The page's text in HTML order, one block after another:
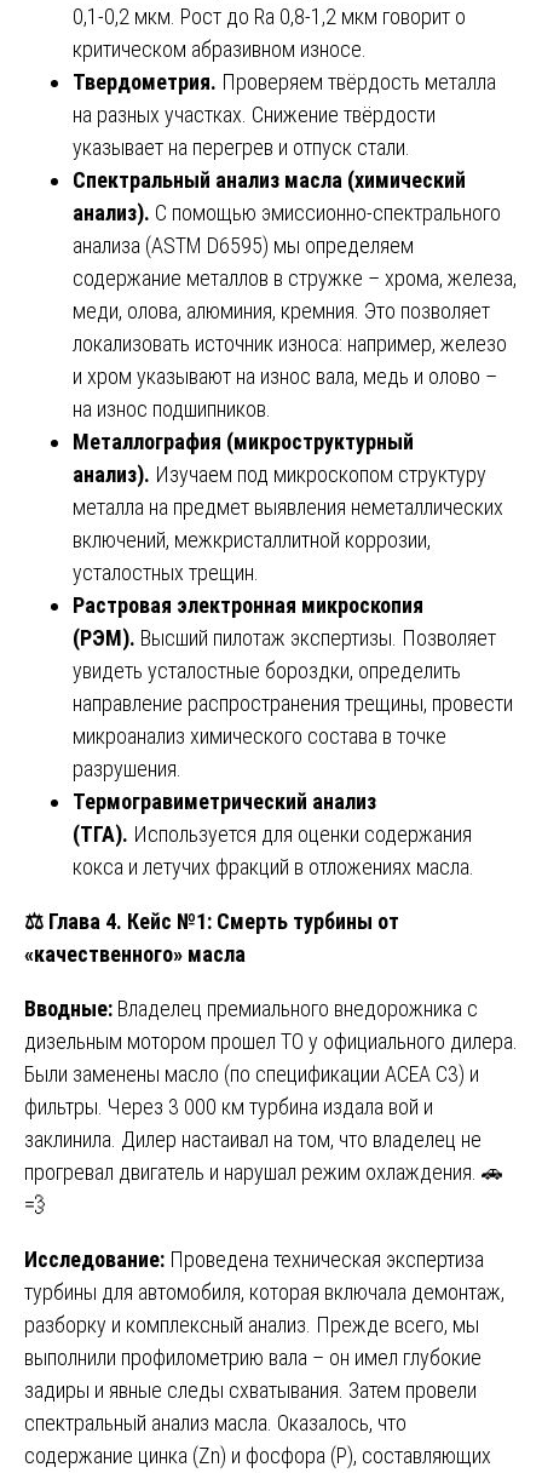
0,1-0,2 мкм. Рост до Ra 0,8-1,2 мкм говорит о
критическом абразивном износе.
Твердометрия. Проверяем твёрдость металла
на разных участках. Снижение твёрдости
указывает на перегрев и отпуск стали.
Спектральный анализ масла (химический
анализ). С помощью эмиссионно-спектрального
анализа (ASTM D6595) мы определяем
содержание металлов в стружке – хрома, железа,
меди, олова, алюминия, кремния. Это позволяет
локализовать источник износа: например, железо
и хром указывают на износ вала, медь и олово –
на износ подшипников.
Металлография (микроструктурный
анализ). Изучаем под микроскопом структуру
металла на предмет выявления неметаллических
включений, межкристаллитной коррозии,
усталостных трещин.
Растровая электронная микроскопия
(РЭМ). Высший пилотаж экспертизы. Позволяет
увидеть усталостные бороздки, определить
направление распространения трещины, провести
микроанализ химического состава в точке
разрушения.
Термогравиметрический анализ
(ТГА). Используется для оценки содержания
кокса и летучих фракций в отложениях масла.
⚖️ Глава 4. Кейс №1: Смерть турбины от
«качественного» масла
Вводные: Владелец премиального внедорожника с
дизельным мотором прошел ТО у официального дилера.
Были заменены масло (по спецификации ACEA C3) и
фильтры. Через 3 000 км турбина издала вой и
заклинила. Дилер настаивал на том, что владелец не
прогревал двигатель и нарушал режим охлаждения. 🚗
💨
Исследование: Проведена техническая экспертиза
турбины для автомобиля, которая включала демонтаж,
разборку и комплексный анализ. Прежде всего, мы
выполнили профилометрию вала – он имел глубокие
задиры и явные следы схватывания. Затем провели
спектральный анализ масла. Оказалось, что
содержание цинка (Zn) и фосфора (P), составляющих